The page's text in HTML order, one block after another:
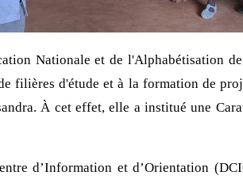
Nationale et de l'Alphabétisation
filières d'étude et à la formation de
À cet effet, elle a institué une
d’Information et d’Orientation